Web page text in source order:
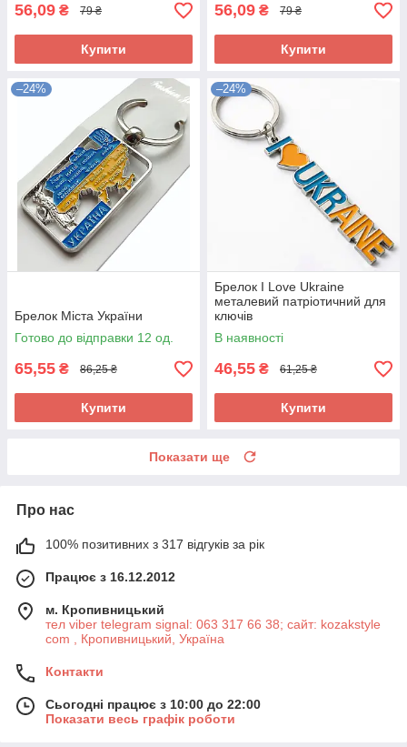
56,09 ₴ 79 ₴
Купити
56,09 ₴ 79 ₴
Купити
–24%
Брелок Міста України
Готово до відправки 12 од.
65,55 ₴ 86,25 ₴
Купити
–24%
Брелок I Love Ukraine
металевий патріотичний для
ключів
В наявності
46,55 ₴ 61,25 ₴
Купити
Показати ще
Про нас
100% позитивних з 317 відгуків за рік
Працює з 16.12.2012
м. Кропивницький
тел viber telegram signal: 063 317 66 38; сайт: kozakstyle
com , Кропивницький, Україна
Контакти
Сьогодні працює з 10:00 до 22:00
Показати весь графік роботи